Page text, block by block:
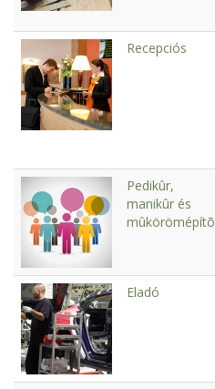
Recepciós
Pedikûr,
manikûr és
mûkörömépítõ
Eladó